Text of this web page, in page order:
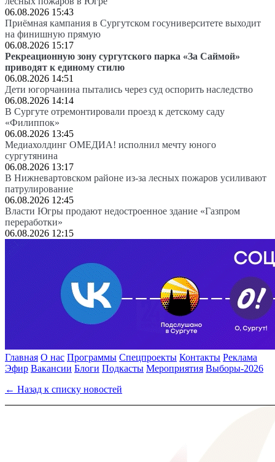
06.08.2026 15:43
Приёмная кампания в Сургутском госуниверситете выходит
на финишную прямую
06.08.2026 15:17
Рекреационную зону сургутского парка «За Саймой»
приводят к единому стилю
06.08.2026 14:51
Дети югорчанина пытались через суд оспорить наследство
06.08.2026 14:14
В Сургуте отремонтировали проезд к детскому саду
«Филиппок»
06.08.2026 13:45
Медиахолдинг ОМЕДИА! исполнил мечту юного
сургутянина
06.08.2026 13:17
В Нижневартовском районе из-за лесных пожаров усиливают
патрулирование
06.08.2026 12:45
Власти Югры продают недостроенное здание «Газпром
переработки»
06.08.2026 12:15
Главная О нас Программы Спецпроекты Контакты Реклама
Эфир Вакансии Блоги Подкасты Мероприятия Выборы-2026
← Назад к списку новостей